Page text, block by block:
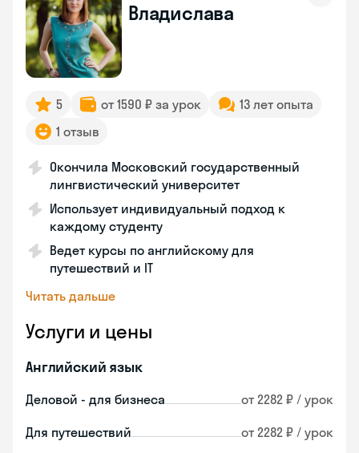
Владислава
5 от 1590 ₽ за урок
13 лет опыта
1 отзыв
Окончила Московский государственный
лингвистический университет
Использует индивидуальный подход к
каждому студенту
Ведет курсы по английскому для
путешествий и IT
Читать дальше
Услуги и цены
Английский язык
Деловой - для бизнеса от 2282 ₽ / урок
Для путешествий от 2282 ₽ / урок